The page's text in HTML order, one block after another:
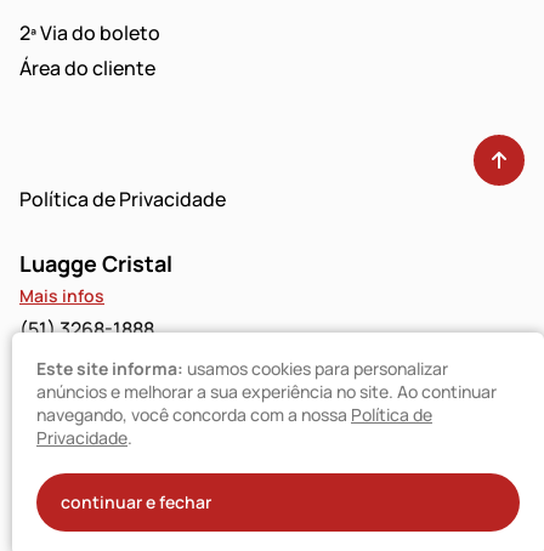
2ª Via do boleto
Área do cliente
Política de Privacidade
Luagge Cristal
Mais infos
(51) 3268-1888
Luagge Bravo
Mais infos
© Luagge 2025
Todos os direitos reservados
Este site informa: usamos cookies para personalizar
anúncios e melhorar a sua experiência no site. Ao continuar
navegando, você concorda com a nossa Política de
Privacidade.
continuar e fechar